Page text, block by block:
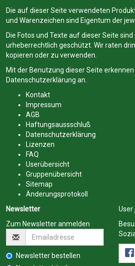
Die auf dieser Seite verwendeten
und Warenzeichen sind Eigentum der
Die Fotos und Texte auf dieser Seite
urheberrechtlich geschützt. Wir raten
kopieren oder zu verwenden.
Mit der Benutzung dieser Seite
Datenschutzerklärung an.
Kontakt
Impressum
AGB
Haftungsaussschluß
Datenschutzerklärung
Lizenzen
FAQ
Userübersicht
Gruppenübersicht
Sitemap
Änderungsprotokoll
Newsletter
Zum Newsletter anmelden
Newsletter bestellen
User